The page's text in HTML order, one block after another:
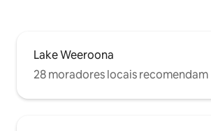
Lake Weeroona
28 moradores locais recomendam